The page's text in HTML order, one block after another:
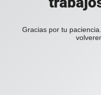
Gracias por tu